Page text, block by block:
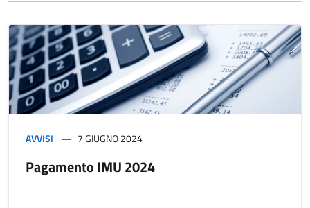
AVVISI 7 GIUGNO 2024
Pagamento IMU 2024